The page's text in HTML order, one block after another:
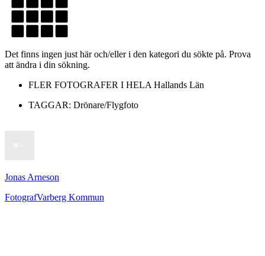
Det finns ingen just här och/eller i den kategori du sökte på. Prova
att ändra i din sökning.
FLER FOTOGRAFER I HELA Hallands Län
TAGGAR: Drönare/Flygfoto
Jonas Arneson
FotografVarberg Kommun